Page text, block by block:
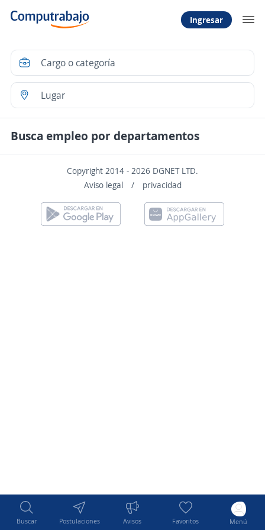
Ingresar
Buscar Postulaciones Avisos Favoritos Menú
Busca empleo por departamentos
Copyright 2014 - 2026 DGNET LTD.
Aviso legal
/ privacidad